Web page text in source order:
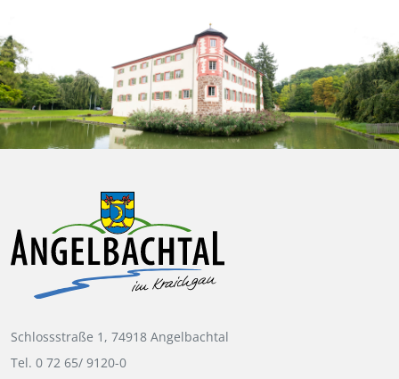
Schlossstraße 1, 74918 Angelbachtal
Tel. 0 72 65/ 9120-0